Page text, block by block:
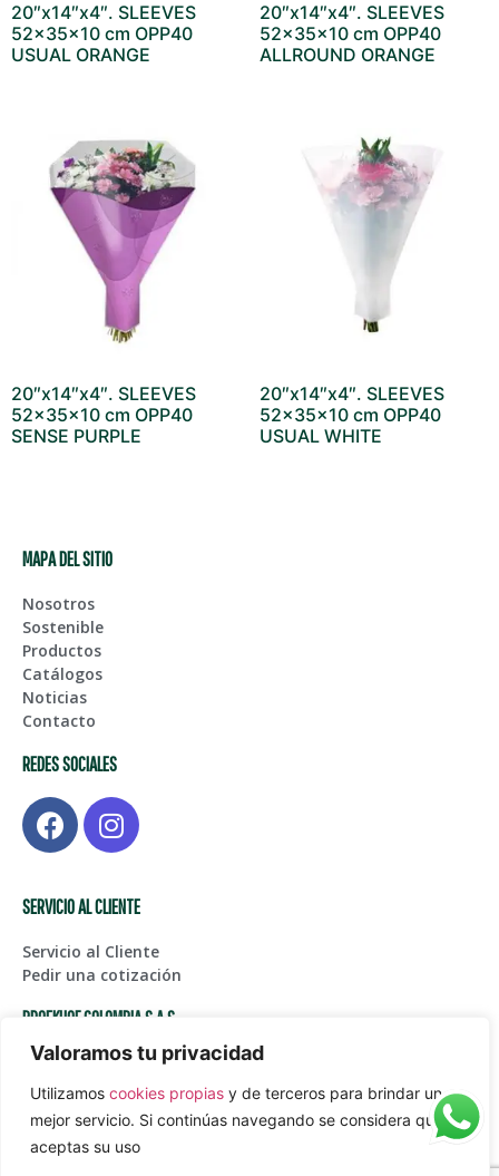
Valoramos tu privacidad
Utilizamos cookies propias y de terceros para brindar un
mejor servicio. Si continúas navegando se considera que
aceptas su uso
20″x14″x4″. SLEEVES
52x35x10 cm OPP40
USUAL ORANGE
20″x14″x4″. SLEEVES
52x35x10 cm OPP40
ALLROUND ORANGE
20″x14″x4″. SLEEVES
52x35x10 cm OPP40
SENSE PURPLE
20″x14″x4″. SLEEVES
52x35x10 cm OPP40
USUAL WHITE
MAPA DEL SITIO
Nosotros
Sostenible
Productos
Catálogos
Noticias
Contacto
REDES SOCIALES
SERVICIO AL CLIENTE
Servicio al Cliente
Pedir una cotización
BROEKHOF COLOMBIA S.A.S
Centro de Bodegas Karga Fase I – Bodega 123, Glorieta
Aeropuerto Int. JMC
(+574) 561 45 05
Juanpablogarcia@paardekooper.com